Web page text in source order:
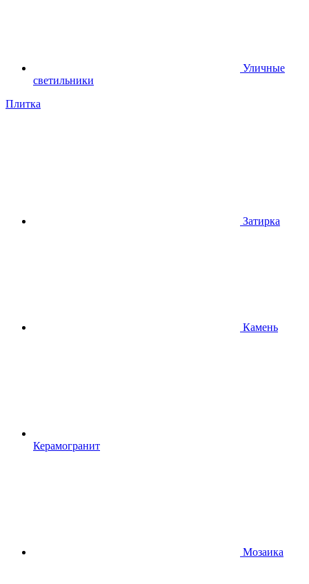
Уличные
светильники
Плитка
Затирка
Камень
Керамогранит
Мозаика